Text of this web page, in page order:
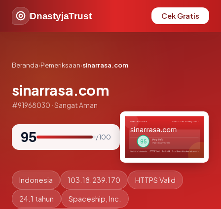
DnastyjaTrust Cek Gratis
Beranda›Pemeriksaan›sinarrasa.com
sinarrasa.com
#91968030 · Sangat Aman
95 / 100
Indonesia 103.18.239.170 HTTPS Valid
24.1 tahun Spaceship, Inc.